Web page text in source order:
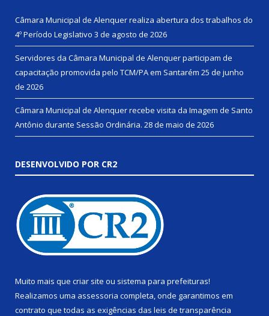
Câmara Municipal de Alenquer realiza abertura dos trabalhos do
4º Período Legislativo 3 de agosto de 2026
Servidores da Câmara Municipal de Alenquer participam de
capacitação promovida pelo TCM/PA em Santarém 25 de junho
de 2026
Câmara Municipal de Alenquer recebe visita da Imagem de Santo
Antônio durante Sessão Ordinária. 28 de maio de 2026
DESENVOLVIDO POR CR2
Muito mais que criar site ou sistema para prefeituras!
Realizamos uma assessoria completa, onde garantimos em
contrato que todas as exigências das leis de transparência